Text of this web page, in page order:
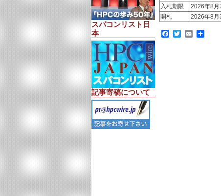
スパコンリスト日
本
記事寄稿について
入札期限
2026年8月
開札
2026年8月
Facebook
TwitterEmail
共